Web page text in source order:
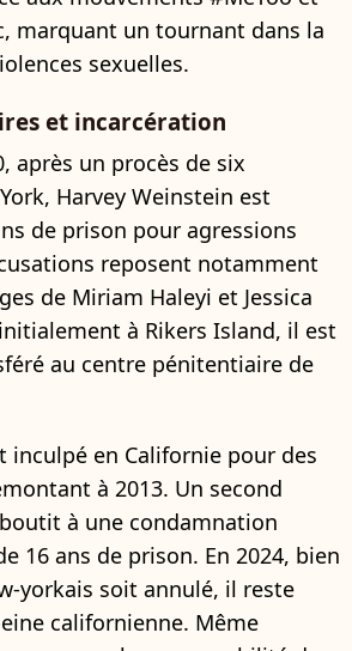
marquant un tournant dans la
sexuelles.
et incarcération
après un procès de six
Harvey Weinstein est
de prison pour agressions
reposent notamment
de Miriam Haleyi et Jessica
à Rikers Island, il est
au centre pénitentiaire de
inculpé en Californie pour des
à 2013. Un second
à une condamnation
16 ans de prison. En 2024, bien
yorkais soit annulé, il reste
californienne. Même